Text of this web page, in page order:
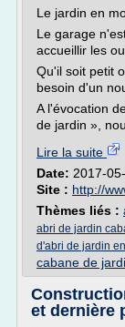
Le jardin en
Le garage
accueillir les
Qu'il soit petit
besoin d'un
A l'évocation
de jardin »,
Lire la suite
Date: 2017-
Site : http://
Thèmes liés :
abri de jardin
d'abri de jardin
cabane de
et dernière